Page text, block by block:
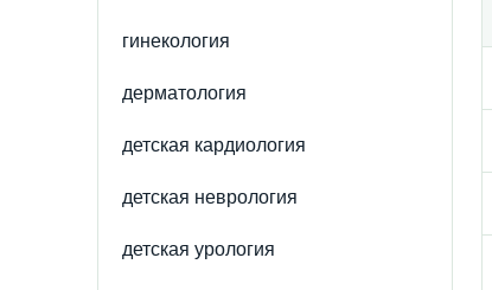
гинекология
дерматология
детская кардиология
детская неврология
детская урология